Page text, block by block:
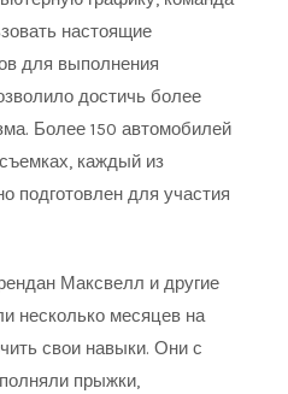
настоящие
для выполнения
достичь более
Более 150 автомобилей
каждый из
подготовлен для участия
Максвелл и другие
несколько месяцев на
свои навыки. Они с
прыжки,